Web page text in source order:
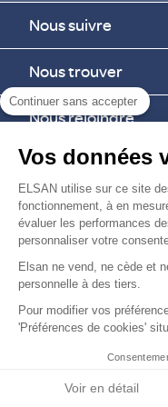
Continuer sans accepter
Vos données
ELSAN utilise sur ce site
fonctionnement, à en
évaluer les performances
personnaliser votre
Elsan ne vend, ne cède et
personnelle à des tiers.
Pour modifier vos
'Préférences de cookies'
Voir en détail
Nous suivre
Nous trouver
Nous rejoindre
Devenir
© Copyright 2026Elsan
Mentions Légales-Données
Agence digitale : VOID